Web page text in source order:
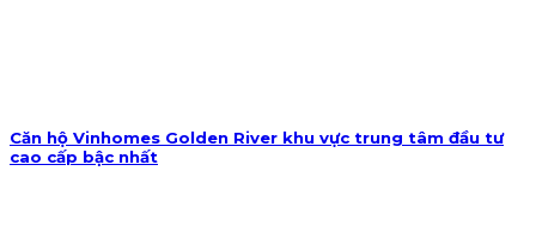
Căn hộ Vinhomes Golden River khu vực trung tâm đầu tư
cao cấp bậc nhất